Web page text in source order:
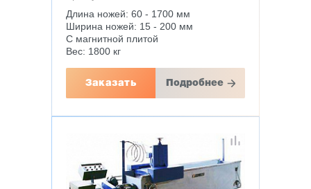
Длина ножей: 60 - 1700 мм
Ширина ножей: 15 - 200 мм
С магнитной плитой
Вес: 1800 кг
Заказать Подробнее